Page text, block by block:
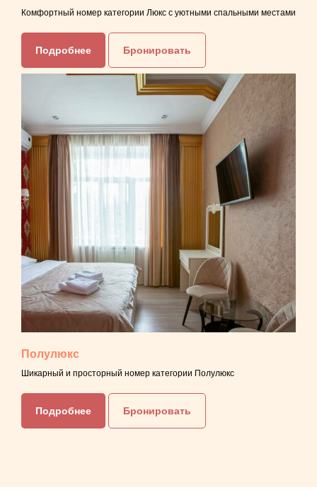
Комфортный номер категории Люкс с уютными спальными местами
Подробнее Бронировать
Полулюкс
Шикарный и просторный номер категории Полулюкс
Подробнее Бронировать